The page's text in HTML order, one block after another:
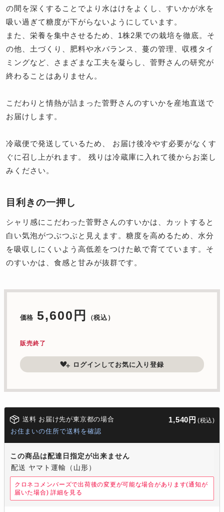
の間を深くすることでより水はけをよくし、すいかが水を
吸い過ぎて糖度が下がらないようにしています。
また、栄養を集中させるため、1株2果での栽培を徹底。そ
の他、土づくり、肥料や水バランス、蔓の管理、収穫タイ
ミングなど、さまざまな工夫を凝らし、菅野さんの研究が
終わることはありません。
こだわりと情熱が詰まった菅野さんのすいかを産地直送で
お届けします。
冷蔵便で発送しているため、 お届け後冷やす必要がなくす
ぐに召し上がれます。 残りは冷蔵庫に入れて後からお楽し
みください。
目利きの一押し
シャリ感にこだわった菅野さんのすいかは、カットすると
白い気泡がつぶつぶと見えます。糖度を高めるため、水分
を吸収しにくいよう高低差をつけた畝で育てています。そ
のすいかは、食感と甘みが抜群です。
価格 5,600円 （税込）
販売終了
ログインしてお気に入り登録
送料 お届け先が東京都の場合 1,540円 (税込)
お住まいの住所で送料を確認
この商品は配達日指定が出来ません
配送 ヤマト運輸（山形）
クロネコメンバーズで出荷後の変更が可能な場合があります(通知が
届いた場合) 詳細を見る